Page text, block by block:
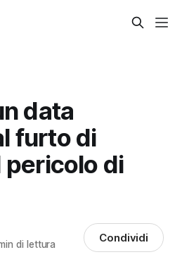
data
furto di
pericolo di
di lettura Condividi